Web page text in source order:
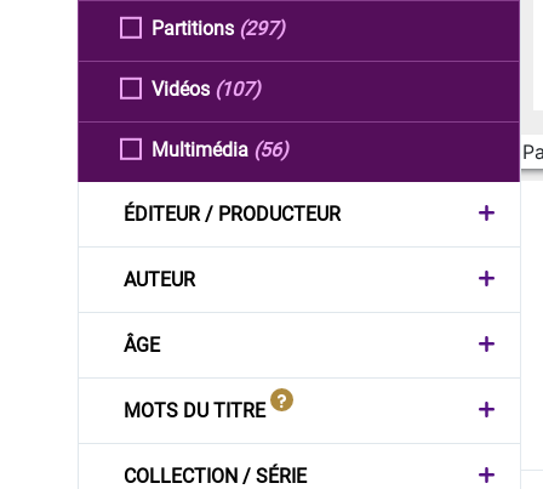
Partitions (297)
Vidéos (107)
Multimédia (56)
ÉDITEUR / PRODUCTEUR
AUTEUR
ÂGE
MOTS DU TITRE
COLLECTION / SÉRIE